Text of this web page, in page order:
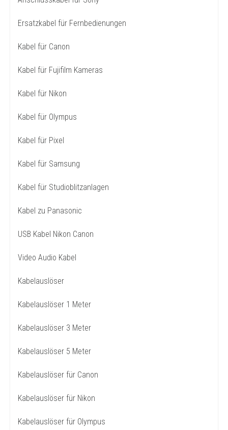
Ersatzkabel für Fernbedienungen
Kabel für Canon
Kabel für Fujifilm Kameras
Kabel für Nikon
Kabel für Olympus
Kabel für Pixel
Kabel für Samsung
Kabel für Studioblitzanlagen
Kabel zu Panasonic
USB Kabel Nikon Canon
Video Audio Kabel
Kabelauslöser
Kabelauslöser 1 Meter
Kabelauslöser 3 Meter
Kabelauslöser 5 Meter
Kabelauslöser für Canon
Kabelauslöser für Nikon
Kabelauslöser für Olympus